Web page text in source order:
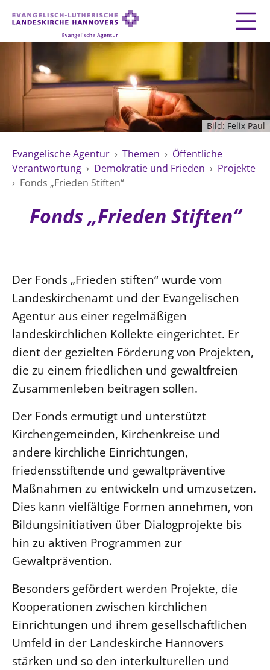
Bild: Felix Paul
Evangelische Agentur › Themen › Öffentliche
Verantwortung › Demokratie und Frieden › Projekte
› Fonds „Frieden Stiften“
Fonds „Frieden Stiften“
Der Fonds „Frieden stiften“ wurde vom
Landeskirchenamt und der Evangelischen
Agentur aus einer regelmäßigen
landeskirchlichen Kollekte eingerichtet. Er
dient der gezielten Förderung von Projekten,
die zu einem friedlichen und gewaltfreien
Zusammenleben beitragen sollen.
Der Fonds ermutigt und unterstützt
Kirchengemeinden, Kirchenkreise und
andere kirchliche Einrichtungen,
friedensstiftende und gewaltpräventive
Maßnahmen zu entwickeln und umzusetzen.
Dies kann vielfältige Formen annehmen, von
Bildungsinitiativen über Dialogprojekte bis
hin zu aktiven Programmen zur
Gewaltprävention.
Besonders gefördert werden Projekte, die
Kooperationen zwischen kirchlichen
Einrichtungen und ihrem gesellschaftlichen
Umfeld in der Landeskirche Hannovers
stärken und so den interkulturellen und
LEITBILD
MENSCHEN
VERWALTUNG
ÖFFENTLICHKEITSARBEIT
HILFE UND PRÄVENTION
SCHUTZKONZEPT
THEMEN
GEMEINDESERVICE
Fundraising
Mitarbeiten
Spiritualität
Umweltschutz
ÖFFENTLICHE VERANTWORTUNG
Arbeit und Wirtschaft
Kinder und Jugendliche
Kultur und Kunst
Ökumene und Religionen
MATERIAL
Impressum
Datenschutz
Kontakt
Landeskirche